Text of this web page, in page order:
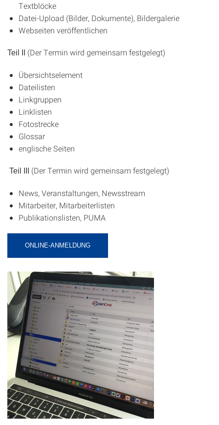
Textblöcke
Datei-Upload (Bilder, Dokumente), Bildergalerie
Webseiten veröffentlichen
Teil II (Der Termin wird gemeinsam festgelegt)
Übersichtselement
Dateilisten
Linkgruppen
Linklisten
Fotostrecke
Glossar
englische Seiten
Teil III (Der Termin wird gemeinsam festgelegt)
News, Veranstaltungen, Newsstream
Mitarbeiter, Mitarbeiterlisten
Publikationslisten, PUMA
ONLINE-ANMELDUNG